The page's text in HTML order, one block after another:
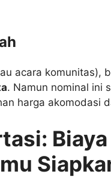
acara komunitas),
. Namun nominal ini
harga akomodasi
Biaya